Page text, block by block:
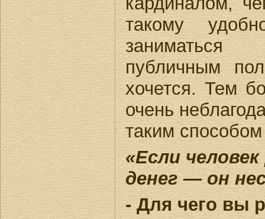
такому
публичным
хочется. Тем
очень
таким
«Если
денег — он
- Для чего вы